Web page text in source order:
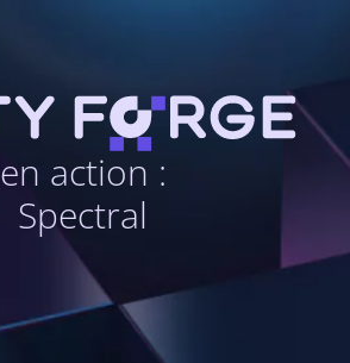
en action :
Spectral